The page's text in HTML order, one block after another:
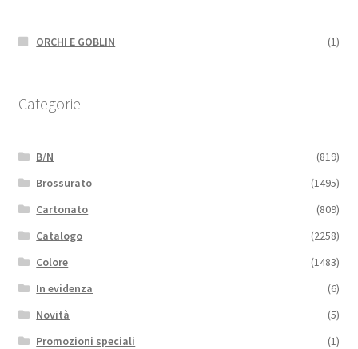
ORCHI E GOBLIN (1)
Categorie
B/N
(819)
Brossurato
(1495)
Cartonato
(809)
Catalogo
(2258)
Colore
(1483)
In evidenza
(6)
Novità
(5)
Promozioni speciali
(1)